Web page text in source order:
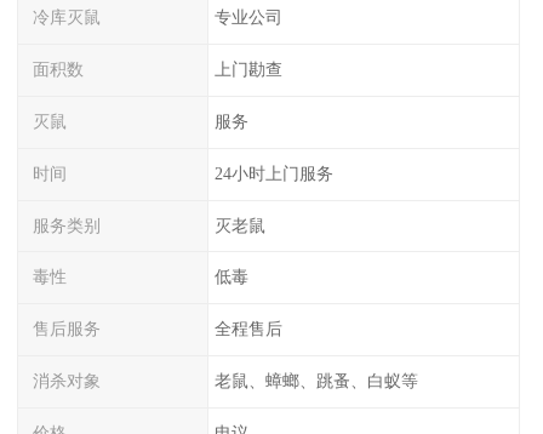
冷库灭鼠 专业公司
面积数 上门勘查
灭鼠 服务
时间 24小时上门服务
服务类别 灭老鼠
毒性 低毒
售后服务 全程售后
消杀对象 老鼠、蟑螂、跳蚤、白蚁等